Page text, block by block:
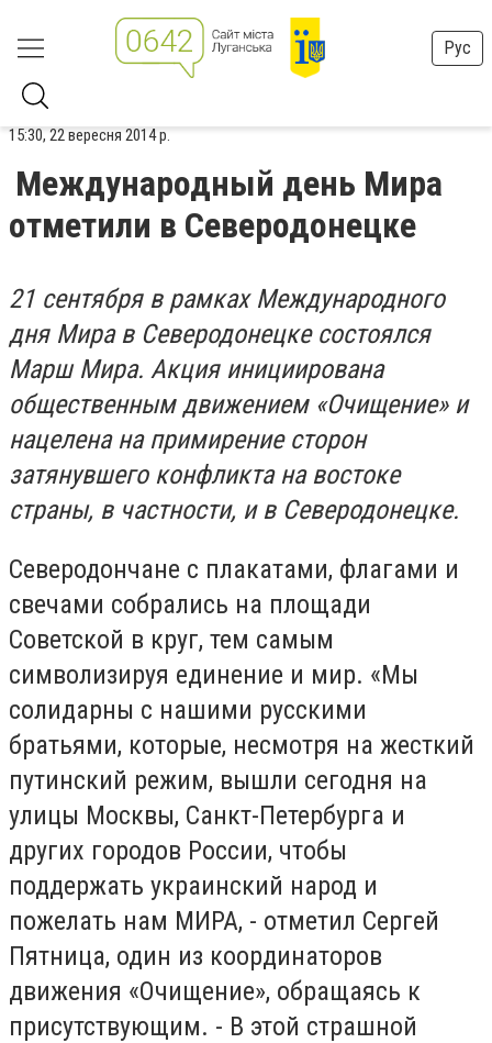
Рус
15:30, 22 вересня 2014 р.
Международный день Мира
отметили в Северодонецке
21 сентября в рамках Международного
дня Мира в Северодонецке состоялся
Марш Мира. Акция инициирована
общественным движением «Очищение» и
нацелена на примирение сторон
затянувшего конфликта на востоке
страны, в частности, и в Северодонецке.
Северодончане с плакатами, флагами и
свечами собрались на площади
Советской в круг, тем самым
символизируя единение и мир. «Мы
солидарны с нашими русскими
братьями, которые, несмотря на жесткий
путинский режим, вышли сегодня на
улицы Москвы, Санкт-Петербурга и
других городов России, чтобы
поддержать украинский народ и
пожелать нам МИРА, - отметил Сергей
Пятница, один из координаторов
движения «Очищение», обращаясь к
присутствующим. - В этой страшной